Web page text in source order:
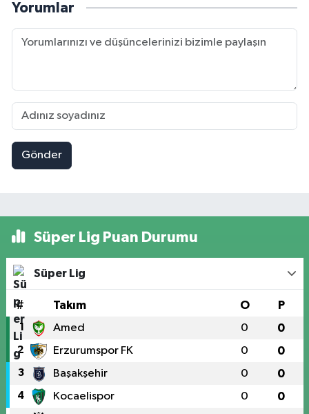
Yorumlar
Gönder
Süper Lig Puan Durumu
Süper Lig
# Takım O P
1 Amed 0 0
2 Erzurumspor FK 0 0
3 Başakşehir 0 0
4 Kocaelispor 0 0